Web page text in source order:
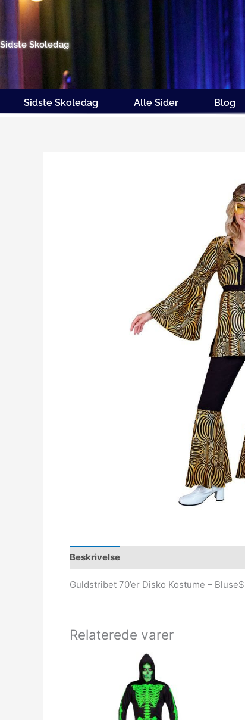
indholdet
Sidste Skoledag
Sidste Skoledag Alle Sider Blog
Beskrivelse
Guldstribet 70’er Disko Kostume –
Relaterede varer